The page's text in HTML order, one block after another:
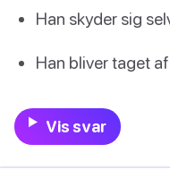
Han skyder sig
Han bliver taget
Vis svar